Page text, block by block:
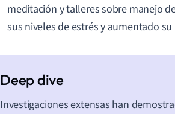
meditación y talleres sobre manejo
sus niveles de estrés y aumentado
Investigaciones extensas han